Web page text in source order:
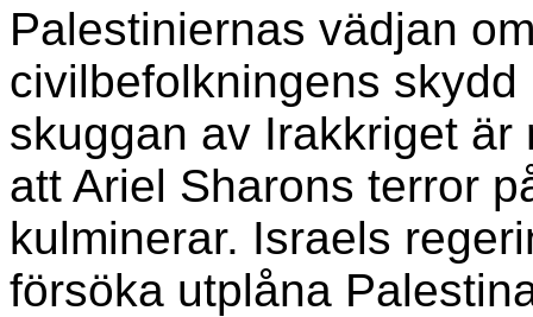
Palestiniernas vädjan
civilbefolkningens
skuggan av Irakkriget
att Ariel Sharons terror
kulminerar. Israels
försöka utplåna